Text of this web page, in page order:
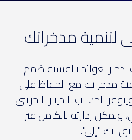
لتنمية مدخراتك
بعوائد تنافسية صُمم
مدخراتك مع الحفاظ على
الحساب بالدينار البحريني
ويمكن إدارته بالكامل عبر
بنك "إلى".